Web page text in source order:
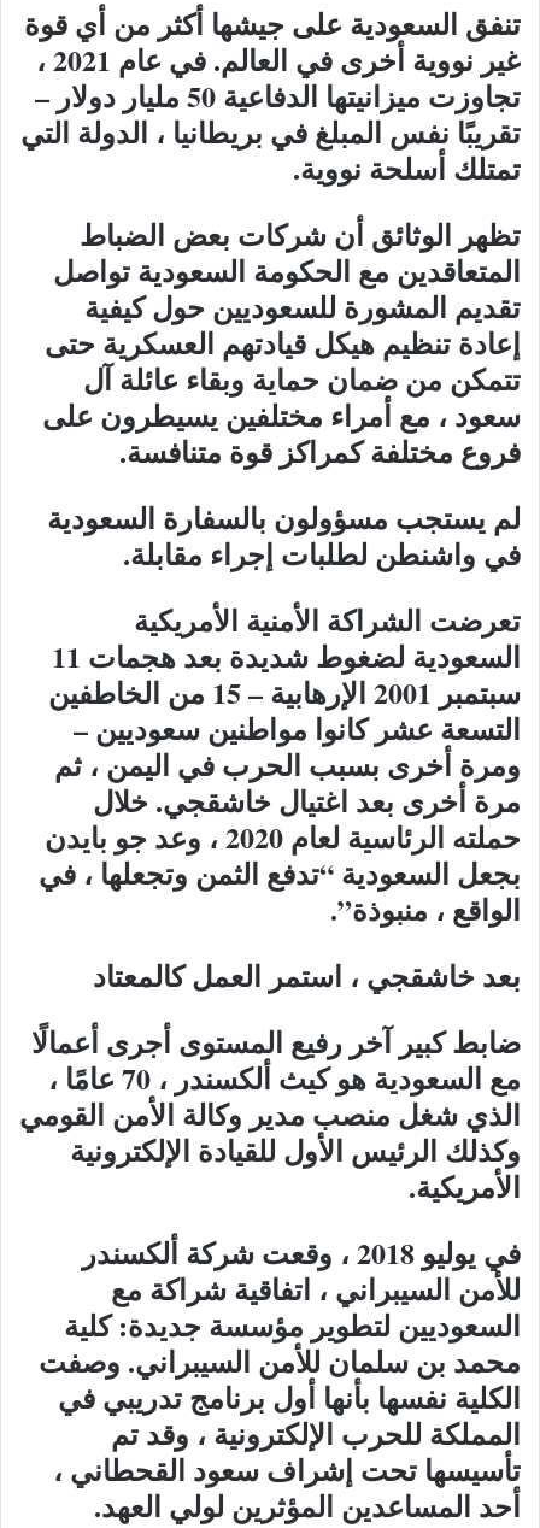
تنفق السعودية على جيشها أكثر من أي قوة
غير نووية أخرى في العالم. في عام 2021 ،
تجاوزت ميزانيتها الدفاعية 50 مليار دولار –
تقريبًا نفس المبلغ في بريطانيا ، الدولة التي
تمتلك أسلحة نووية.
تظهر الوثائق أن شركات بعض الضباط
المتعاقدين مع الحكومة السعودية تواصل
تقديم المشورة للسعوديين حول كيفية
إعادة تنظيم هيكل قيادتهم العسكرية حتى
تتمكن من ضمان حماية وبقاء عائلة آل
سعود ، مع أمراء مختلفين يسيطرون على
فروع مختلفة كمراكز قوة متنافسة.
لم يستجب مسؤولون بالسفارة السعودية
في واشنطن لطلبات إجراء مقابلة.
تعرضت الشراكة الأمنية الأمريكية
السعودية لضغوط شديدة بعد هجمات 11
سبتمبر 2001 الإرهابية – 15 من الخاطفين
التسعة عشر كانوا مواطنين سعوديين –
ومرة ​​أخرى بسبب الحرب في اليمن ، ثم
مرة أخرى بعد اغتيال خاشقجي. خلال
حملته الرئاسية لعام 2020 ، وعد جو بايدن
بجعل السعودية “تدفع الثمن وتجعلها ، في
الواقع ، منبوذة”.
بعد خاشقجي ، استمر العمل كالمعتاد
ضابط كبير آخر رفيع المستوى أجرى أعمالًا
مع السعودية هو كيث ألكسندر ، 70 عامًا ،
الذي شغل منصب مدير وكالة الأمن القومي
وكذلك الرئيس الأول للقيادة الإلكترونية
الأمريكية.
في يوليو 2018 ، وقعت شركة ألكسندر
للأمن السيبراني ، اتفاقية شراكة مع
السعوديين لتطوير مؤسسة جديدة: كلية
محمد بن سلمان للأمن السيبراني. وصفت
الكلية نفسها بأنها أول برنامج تدريبي في
المملكة للحرب الإلكترونية ، وقد تم
تأسيسها تحت إشراف سعود القحطاني ،
أحد المساعدين المؤثرين لولي العهد.